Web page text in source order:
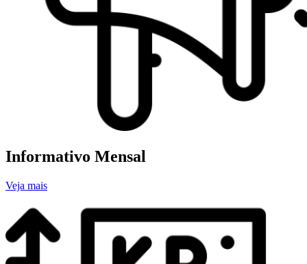
Informativo Mensal
Veja mais